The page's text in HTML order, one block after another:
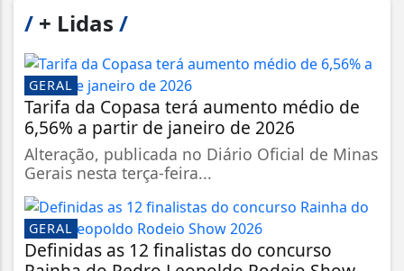
/ + Lidas /
GERAL
Tarifa da Copasa terá aumento médio de
6,56% a partir de janeiro de 2026
Alteração, publicada no Diário Oficial de Minas
Gerais nesta terça-feira...
GERAL
Definidas as 12 finalistas do concurso